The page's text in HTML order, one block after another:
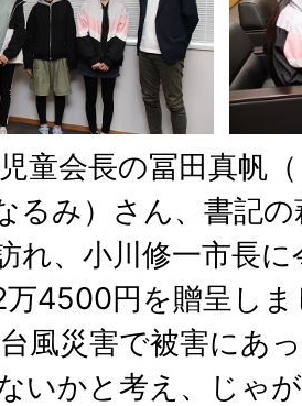
童会長の冨田真帆
るみ）さん、書記
れ、小川修一市長
万4500円を贈呈し
風災害で被害にあ
いかと考え、じゃ